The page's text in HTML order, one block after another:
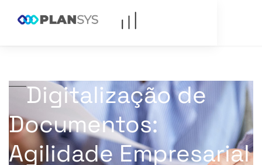
Digitalização de
Documentos:
Agilidade Empresarial